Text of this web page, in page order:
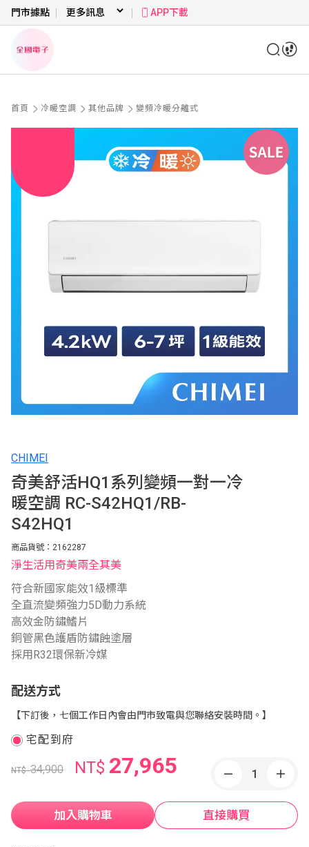
門市據點 APP下載
首頁 冷暖空調 其他品牌 變頻冷暖分離式
CHIMEI
奇美舒活HQ1系列變頻一對一冷
暖空調 RC-S42HQ1/RB-
S42HQ1
商品貨號：2162287
淨生活用奇美兩全其美
符合新國家能效1級標準
全直流變頻強力5D動力系統
高效金防鏽鰭片
銅管黑色護盾防鏽蝕塗層
採用R32環保新冷媒
配送方式
【下訂後，七個工作日內會由門市致電與您聯絡安裝時間。】
宅配到府
NT$34,900 NT$ 27,965
加入購物車 直接購買